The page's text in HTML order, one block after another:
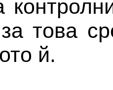
това
й.